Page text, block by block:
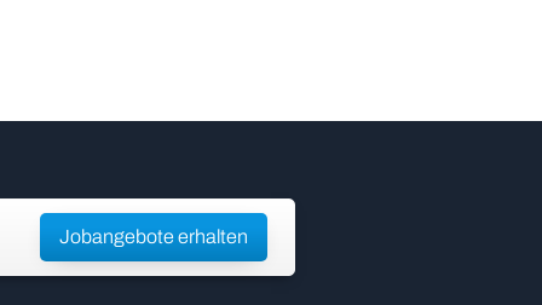
Jobangebote erhalten